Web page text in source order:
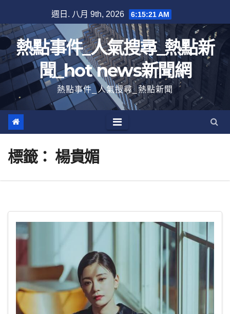
至
內
容
週日. 八月 9th, 2026 6:15:22 AM
熱點事件_人氣搜尋_熱點新
聞_hot news新聞網
熱點事件_人氣搜尋_熱點新聞
標籤： 楊貴媚